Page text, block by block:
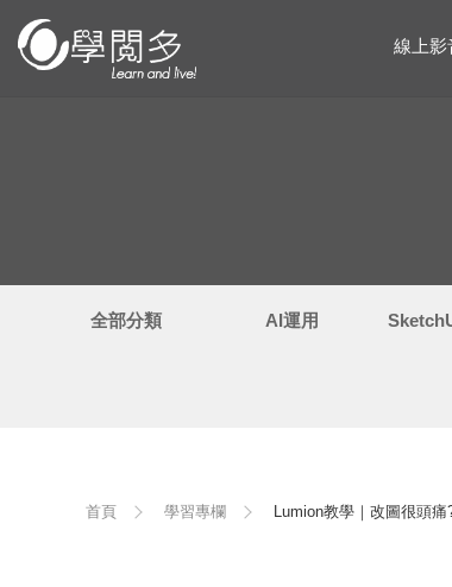
線上影
全部分類 AI運用
首頁 學習專欄 Lumion教學｜改圖很頭